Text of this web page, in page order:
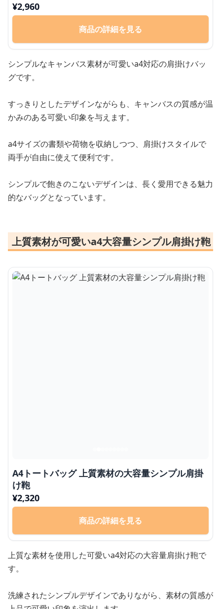
¥2,960
商品の詳細を見る
シンプルなキャンバス素材が可愛いa4対応の肩掛けバッ
グです。
すっきりとしたデザインながらも、キャンバスの質感が温
かみのある可愛い印象を与えます。
a4サイズの書類や荷物を収納しつつ、肩掛けスタイルで
両手が自由に使えて便利です。
シンプルで飽きのこないデザインは、長く愛用できる魅力
的なバッグとなっています。
上質素材が可愛いa4大容量シンプル肩掛け鞄
A4トートバッグ 上質素材の大容量シンプル肩掛
け鞄
¥2,320
商品の詳細を見る
上質な素材を使用した可愛いa4対応の大容量肩掛け鞄で
す。
洗練されたシンプルデザインでありながら、素材の質感が